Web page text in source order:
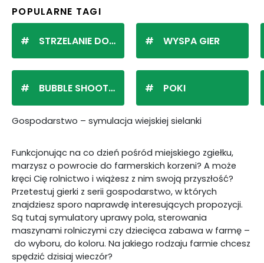
POPULARNE TAGI
STRZELANIE DO KULEK
BUBBLE SHOOTER
WYSPA GIER
POKI
Gospodarstwo – symulacja wiejskiej sielanki
Funkcjonując na co dzień pośród miejskiego zgiełku,
marzysz o powrocie do farmerskich korzeni? A może
kręci Cię rolnictwo i wiążesz z nim swoją przyszłość?
Przetestuj gierki z serii gospodarstwo, w których
znajdziesz sporo naprawdę interesujących propozycji.
Są tutaj symulatory uprawy pola, sterowania
maszynami rolniczymi czy dziecięca zabawa w farmę –
do wyboru, do koloru. Na jakiego rodzaju farmie chcesz
spędzić dzisiaj wieczór?